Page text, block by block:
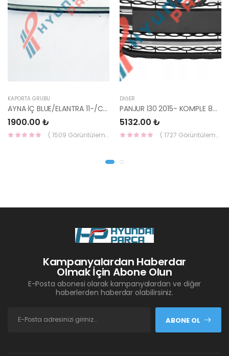
KAPORTA GRUBU
AYNA İÇ BLUE/ELANTRA 11-/CEED 10-/RİO 12-/SPORTAGE 11- 85101-3X100-HMC
1900.00 ₺
( 1509 Görüntüleme )
DIĞER
PANJUR İ30 2015- KOMPLE 86350-A6800-YS
5132.00 ₺
( 1727 Görüntüleme )
Kampanyalardan Haberdar
Olmak İçin Abone Olun
E-Posta abonesi olarak kampanyalardan ve diğer
haberlerden haberdar olabilirsiniz.
ABONE OL